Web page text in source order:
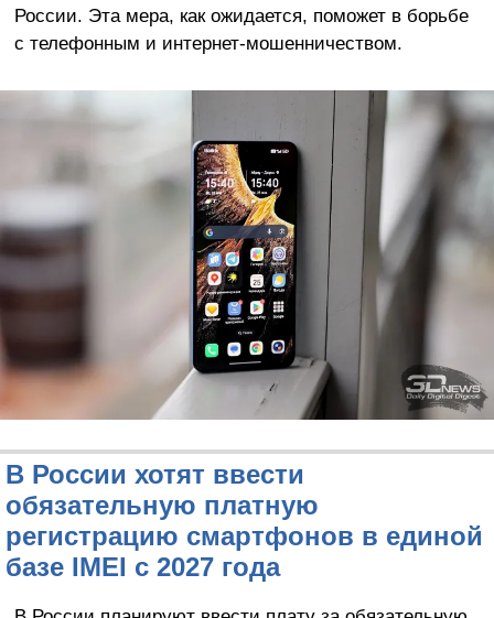
России. Эта мера, как ожидается, поможет в борьбе
с телефонным и интернет-мошенничеством.
В России хотят ввести
обязательную платную
регистрацию смартфонов в единой
базе IMEI с 2027 года